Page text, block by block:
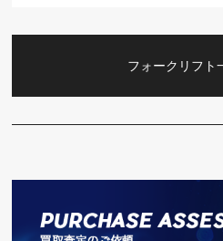
フォークリフト